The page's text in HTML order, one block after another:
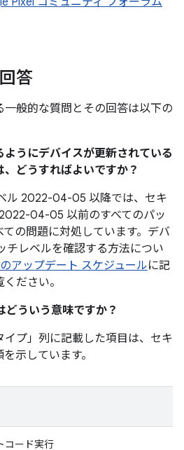
答
般的な質問とその回答は以下の
うにデバイスが更新されている
どうすればよいですか？
ル 2022-04-05 以降では、セキ
04-05 以前のすべてのパッ
の問題に対処しています。デバ
チレベルを確認する方法につい
アップデート スケジュールに記
ださい。
どういう意味ですか？
プ」 列に記載した項目は、セキ
示しています。
コード実行